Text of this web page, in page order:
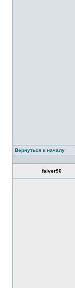
Вернуться к началу
faiver90